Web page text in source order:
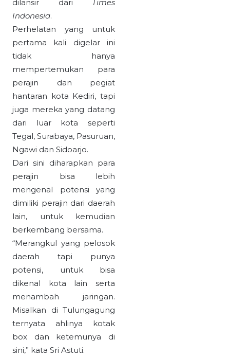
dilansir dari
Times
Indonesia.
Perhelatan yang untuk
pertama kali digelar ini
tidak hanya
mempertemukan para
perajin dan pegiat
hantaran kota Kediri, tapi
juga mereka yang datang
dari luar kota seperti
Tegal, Surabaya, Pasuruan,
Ngawi dan Sidoarjo.
Dari sini diharapkan para
perajin bisa lebih
mengenal potensi yang
dimiliki perajin dari daerah
lain, untuk kemudian
berkembang bersama.
“Merangkul yang pelosok
daerah tapi punya
potensi, untuk bisa
dikenal kota lain serta
menambah jaringan.
Misalkan di Tulungagung
ternyata ahlinya kotak
box dan ketemunya di
sini,” kata Sri Astuti.